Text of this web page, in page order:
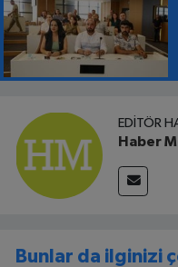
EDITÖR
Haber
Bunlar da ilginizi